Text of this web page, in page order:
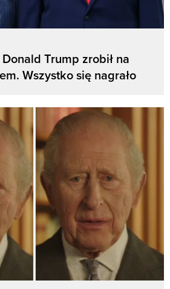
Trump zrobił na
Wszystko się nagrało